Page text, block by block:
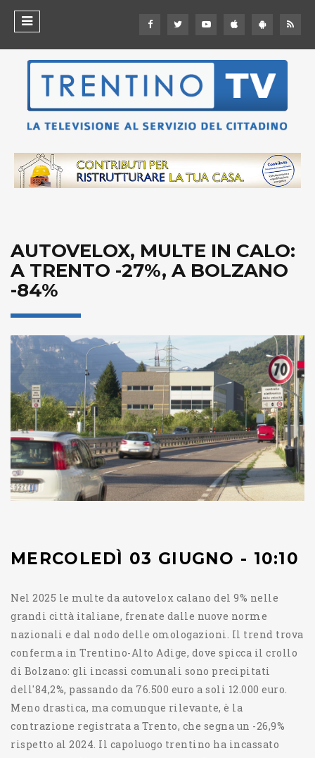
AUTOVELOX, MULTE IN CALO:
A TRENTO -27%, A BOLZANO
-84%
MERCOLEDÌ 03 GIUGNO - 10:10
Nel 2025 le multe da autovelox calano del 9% nelle
grandi città italiane, frenate dalle nuove norme
nazionali e dal nodo delle omologazioni. Il trend trova
conferma in Trentino-Alto Adige, dove spicca il crollo
di Bolzano: gli incassi comunali sono precipitati
dell'84,2%, passando da 76.500 euro a soli 12.000 euro.
Meno drastica, ma comunque rilevante, è la
contrazione registrata a Trento, che segna un -26,9%
rispetto al 2024. Il capoluogo trentino ha incassato